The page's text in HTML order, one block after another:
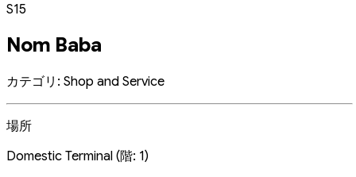
S15
Nom Baba
カテゴリ: Shop and Service
場所
Domestic Terminal (階: 1)